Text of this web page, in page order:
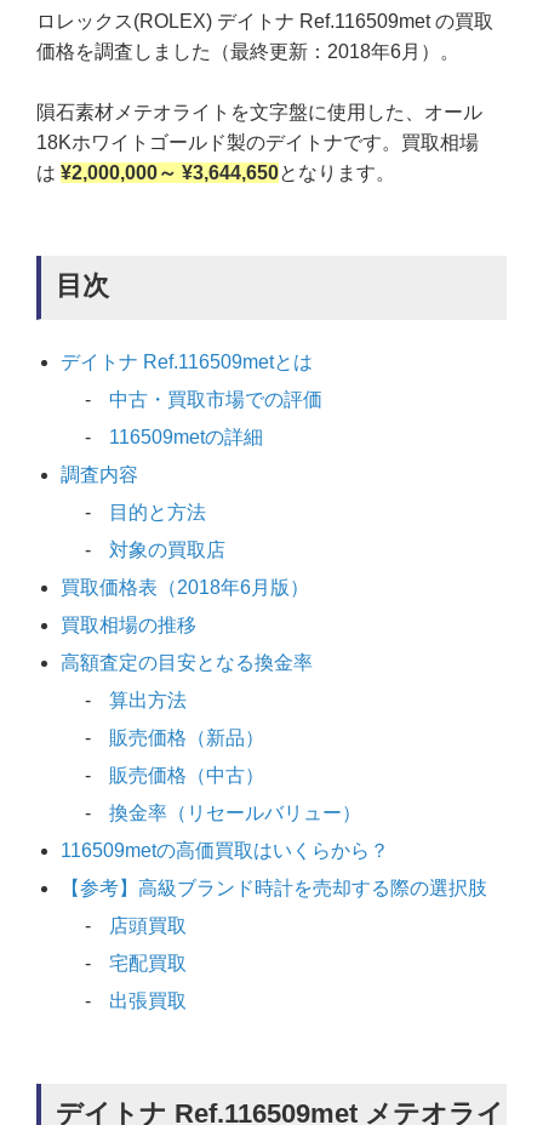
ロレックス(ROLEX) デイトナ Ref.116509met の買取
価格を調査しました（最終更新：2018年6月）。
隕石素材メテオライトを文字盤に使用した、オール
18Kホワイトゴールド製のデイトナです。買取相場
は ¥2,000,000～ ¥3,644,650となります。
目次
デイトナ Ref.116509metとは
中古・買取市場での評価
116509metの詳細
調査内容
目的と方法
対象の買取店
買取価格表（2018年6月版）
買取相場の推移
高額査定の目安となる換金率
算出方法
販売価格（新品）
販売価格（中古）
換金率（リセールバリュー）
116509metの高価買取はいくらから？
【参考】高級ブランド時計を売却する際の選択肢
店頭買取
宅配買取
出張買取
デイトナ Ref.116509met メテオライ